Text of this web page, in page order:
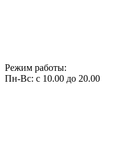
Режим работы:
Пн-Вс: с 10.00 до 20.00